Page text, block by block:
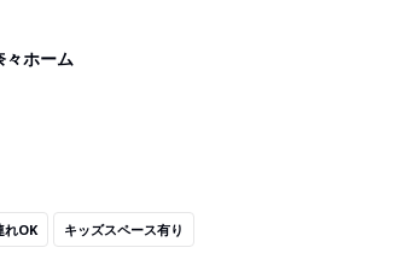
々ホーム
れOK キッズスペース有り